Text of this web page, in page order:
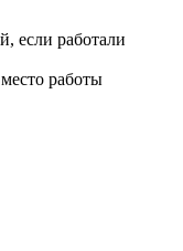
если работали
работы